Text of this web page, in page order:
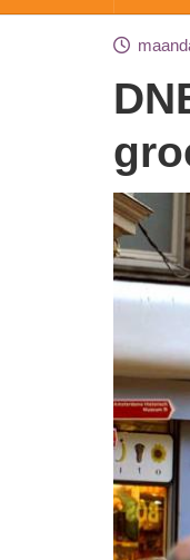
DNB: Oorlog in Oekraïne zet economische